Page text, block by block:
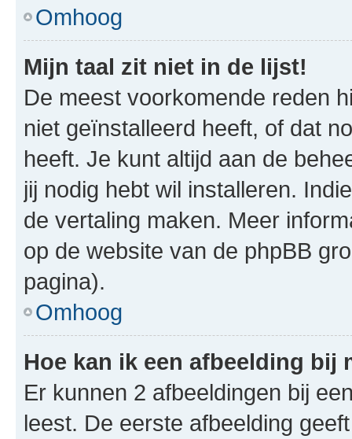
Omhoog
Mijn taal zit niet in de lijst!
De meest voorkomende reden
niet geïnstalleerd heeft, of dat
heeft. Je kunt altijd aan de
jij nodig hebt wil installeren.
de vertaling maken. Meer
op de website van de phpBB
pagina).
Omhoog
Hoe kan ik een afbeelding bij
Er kunnen 2 afbeeldingen bij
leest. De eerste afbeelding